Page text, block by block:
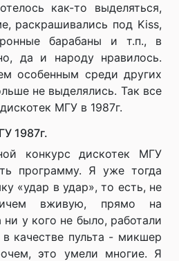
как-то выделяться,
раскрашивались под Kiss,
барабаны и т.п., в
да и народу нравилось.
особенным среди других
не выделялись. Так все
МГУ в 1987г.
1987г.
конкурс дискотек МГУ
программу. Я уже тогда
«удар в удар», то есть, не
вживую, прямо на
ни у кого не было, работали
качестве пульта - микшер
это умели многие. Я